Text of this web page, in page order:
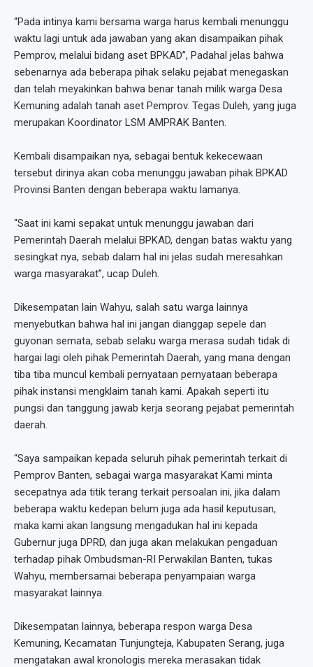
“Pada intinya kami bersama warga harus kembali menunggu
waktu lagi untuk ada jawaban yang akan disampaikan pihak
Pemprov, melalui bidang aset BPKAD”, Padahal jelas bahwa
sebenarnya ada beberapa pihak selaku pejabat menegaskan
dan telah meyakinkan bahwa benar tanah milik warga Desa
Kemuning adalah tanah aset Pemprov. Tegas Duleh, yang juga
merupakan Koordinator LSM AMPRAK Banten.
Kembali disampaikan nya, sebagai bentuk kekecewaan
tersebut dirinya akan coba menunggu jawaban pihak BPKAD
Provinsi Banten dengan beberapa waktu lamanya.
“Saat ini kami sepakat untuk menunggu jawaban dari
Pemerintah Daerah melalui BPKAD, dengan batas waktu yang
sesingkat nya, sebab dalam hal ini jelas sudah meresahkan
warga masyarakat”, ucap Duleh.
Dikesempatan lain Wahyu, salah satu warga lainnya
menyebutkan bahwa hal ini jangan dianggap sepele dan
guyonan semata, sebab selaku warga merasa sudah tidak di
hargai lagi oleh pihak Pemerintah Daerah, yang mana dengan
tiba tiba muncul kembali pernyataan pernyataan beberapa
pihak instansi mengklaim tanah kami. Apakah seperti itu
pungsi dan tanggung jawab kerja seorang pejabat pemerintah
daerah.
“Saya sampaikan kepada seluruh pihak pemerintah terkait di
Pemprov Banten, sebagai warga masyarakat Kami minta
secepatnya ada titik terang terkait persoalan ini, jika dalam
beberapa waktu kedepan belum juga ada hasil keputusan,
maka kami akan langsung mengadukan hal ini kepada
Gubernur juga DPRD, dan juga akan melakukan pengaduan
terhadap pihak Ombudsman-RI Perwakilan Banten, tukas
Wahyu, membersamai beberapa penyampaian warga
masyarakat lainnya.
Dikesempatan lainnya, beberapa respon warga Desa
Kemuning, Kecamatan Tunjungteja, Kabupaten Serang, juga
mengatakan awal kronologis mereka merasakan tidak